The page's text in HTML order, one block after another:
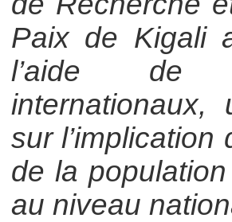
Paix de Kigali
l’aide de
internationaux,
sur
de la
au niveau